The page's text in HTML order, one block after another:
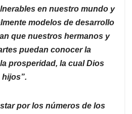
en nuestro mundo y
modelos de desarrollo
que nuestros hermanos y
puedan conocer la
prosperidad, la cual Dios
por los números de los